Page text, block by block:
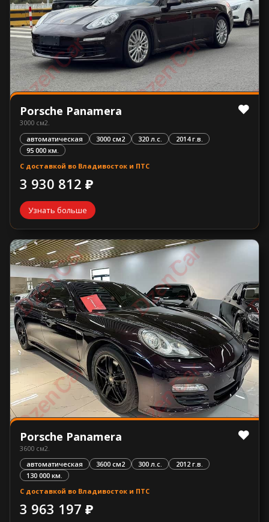
Porsche Panamera
3000 см2.
автоматическая
3000 см2 320 л.с.
2014 г.в.
95 000 км.
С доставкой во Владивосток и ПТС
3 930 812 ₽
Узнать больше
Porsche Panamera
3600 см2.
автоматическая
3600 см2 300 л.с.
2012 г.в.
130 000 км.
С доставкой во Владивосток и ПТС
3 963 197 ₽